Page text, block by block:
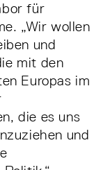
für
„Wir wollen
und
mit den
Europas im
die es uns
und